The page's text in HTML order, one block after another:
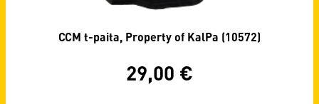
CCM t-paita, Property of KalPa (10572)
29,00 €